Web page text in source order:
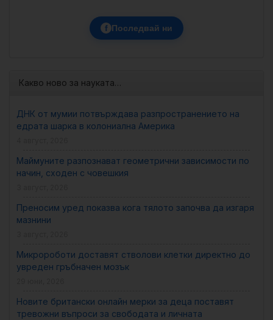
f Последвай ни
Какво ново за науката…
ДНК от мумии потвърждава разпространението на
едрата шарка в колониална Америка
Маймуните разпознават геометрични зависимости по
начин, сходен с човешкия
Преносим уред показва кога тялото започва да изгаря
мазнини
Микророботи доставят стволови клетки директно до
увреден гръбначен мозък
Новите британски онлайн мерки за деца поставят
тревожни въпроси за свободата и личната